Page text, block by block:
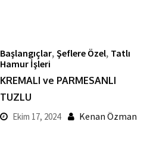
Başlangıçlar, Şeflere Özel, Tatlı
Hamur İşleri
KREMALI ve PARMESANLI
TUZLU
Ekim 17, 2024 Kenan Özman